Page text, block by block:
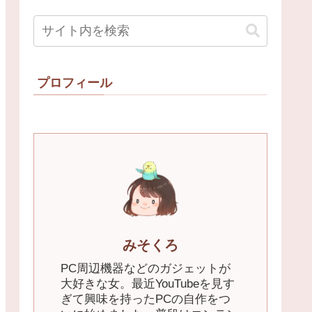
プロフィール
みそくろ
PC周辺機器などのガジェットが
大好きな女。最近YouTubeを見す
ぎて興味を持ったPCの自作をつ